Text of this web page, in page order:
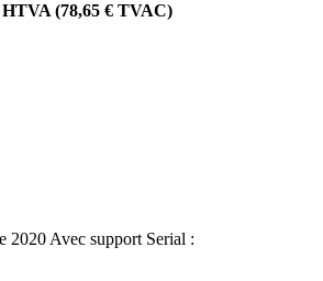
HTVA (78,65 € TVAC)
Avec support Serial :